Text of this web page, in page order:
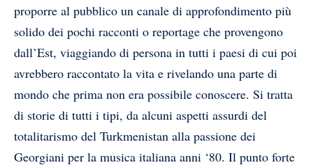
proporre al pubblico un canale di approfondimento più
solido dei pochi racconti o reportage che provengono
dall’Est, viaggiando di persona in tutti i paesi di cui poi
avrebbero raccontato la vita e rivelando una parte di
mondo che prima non era possibile conoscere. Si tratta
di storie di tutti i tipi, da alcuni aspetti assurdi del
totalitarismo del Turkmenistan alla passione dei
Georgiani per la musica italiana anni ‘80. Il punto forte